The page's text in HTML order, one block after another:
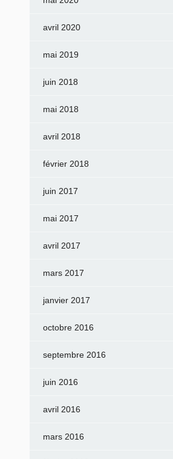
avril 2020
mai 2019
juin 2018
mai 2018
avril 2018
février 2018
juin 2017
mai 2017
avril 2017
mars 2017
janvier 2017
octobre 2016
septembre 2016
juin 2016
avril 2016
mars 2016